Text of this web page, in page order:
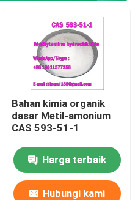
Bahan kimia organik
dasar Metil-amonium
CAS 593-51-1
Harga terbaik
Hubungi kami